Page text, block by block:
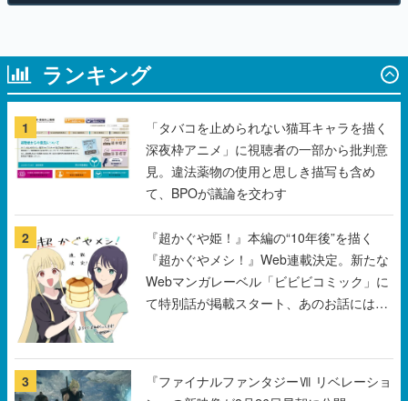
ランキング
1
「タバコを止められない猫耳キャラを描く
深夜枠アニメ」に視聴者の一部から批判意
見。違法薬物の使用と思しき描写も含め
て、BPOが議論を交わす
2
『超かぐや姫！』本編の“10年後”を描く
『超かぐやメシ！』Web連載決定。新たな
Webマンガレーベル「ビビビコミック」に
て特別話が掲載スタート、あのお話には…
3
『ファイナルファンタジーⅦ リベレーショ